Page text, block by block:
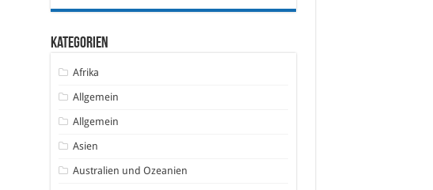
Kategorien
Afrika
Allgemein
Allgemein
Asien
Australien und Ozeanien